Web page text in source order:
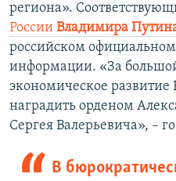
региона».
России Владимира
российском
информации. «За
экономическое
наградить орденом
Сергея Валерьевича», –
В